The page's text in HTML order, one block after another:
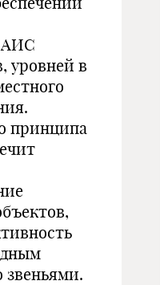
АИС
уровней в
принципа
звеньями.